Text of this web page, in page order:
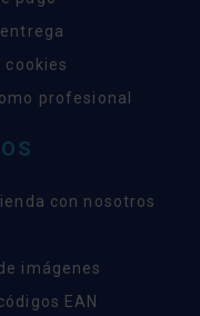
cookies
profesional
con nosotros
imágenes
EAN